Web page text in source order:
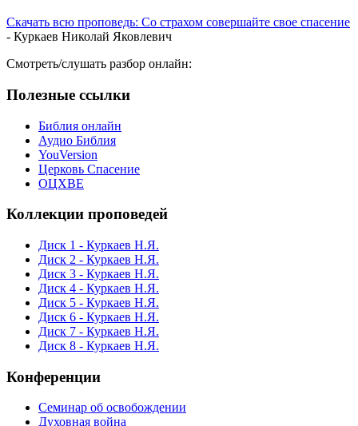
Скачать вcю проповедь: Со страхом совершайте свое спасение
- Куркаев Николай Яковлевич
Смотреть/слушать разбор онлайн:
Полезные ссылки
Библия онлайн
Аудио Библия
YouVersion
Церковь Спасение
ОЦХВЕ
Коллекции проповедей
Диск 1 - Куркаев Н.Я.
Диск 2 - Куркаев Н.Я.
Диск 3 - Куркаев Н.Я.
Диск 4 - Куркаев Н.Я.
Диск 5 - Куркаев Н.Я.
Диск 6 - Куркаев Н.Я.
Диск 7 - Куркаев Н.Я.
Диск 8 - Куркаев Н.Я.
Конференции
Семинар об освобождении
Духовная война